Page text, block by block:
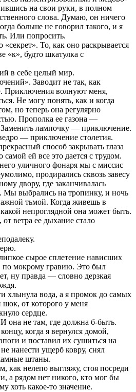
на свои руки, в полном
слова. Думаю, он ничего
больше не говорил такого, и я
Или попросить.
То, как оно раскрывается
«к», будто шкатулка с
в себе целый мир.
Заводит не так, как
Приключения волнуют меня,
Не могу понять, как и когда
но теперь она регулярно
Прополка ее газона —
лампочку — приключение.
— приключение столетия.
способ закрывать глаза
ей все это дается с трудом.
уличного фонаря мы с миссис
продирались сквозь завесу
двору, где заканчивалась
Мы выбрались на тропинку, и ночь
тьмой. Когда живешь в
непроглядной она может быть.
ветра ее дыхание стало
сырое сплетение нависших
по мокрому гравию. Это был
ну правда — словно дерзкая
вода, а я промок до самых
от которого у меня
сердце.
она не там, где должна б-быть.
когда я вернулся домой,
и поставил их сушиться на
нанести ущерб ковру, снял
штаны.
как нелепо выгляжу, стоя посреди
а рядом нет никого, кто мог бы
хоть какое-то значение.